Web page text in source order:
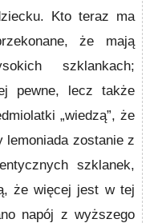
Kto teraz ma
że mają
szklankach;
pewne, lecz także
„wiedzą”, że
lemoniada zostanie z
szklanek,
że więcej jest w tej
napój z wyższego